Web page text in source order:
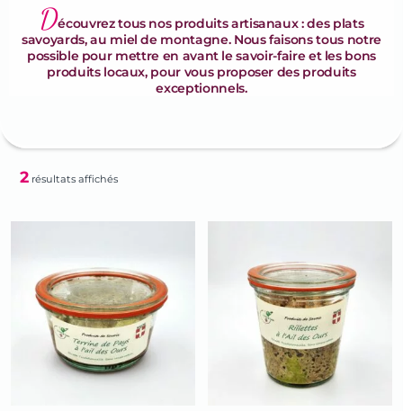
Découvrez tous nos produits artisanaux : des plats
savoyards, au miel de montagne. Nous faisons tous notre
possible pour mettre en avant le savoir-faire et les bons
produits locaux, pour vous proposer des produits
exceptionnels.
2 résultats affichés